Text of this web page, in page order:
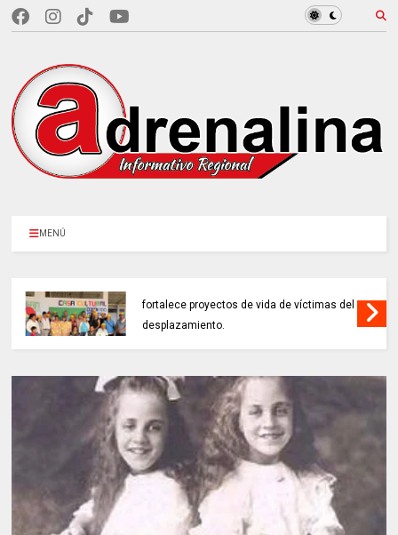
MENÚ
fortalece proyectos de vida de víctimas del
desplazamiento.